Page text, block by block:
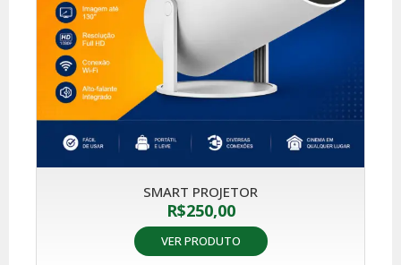
SMART PROJETOR
R$250,00
VER PRODUTO